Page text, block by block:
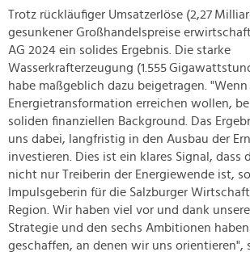
Trotz rückläufiger Umsatzerlöse (2,27
gesunkener Großhandelspreise
AG 2024 ein solides Ergebnis. Die starke
Wasserkrafterzeugung (1.555
habe maßgeblich dazu beigetragen.
Energietransformation erreichen wollen,
soliden finanziellen Background. Das
uns dabei, langfristig in den Ausbau der
investieren. Dies ist ein klares Signal, dass
nicht nur Treiberin der Energiewende ist,
Impulsgeberin für die Salzburger
Region. Wir haben viel vor und dank
Strategie und den sechs Ambitionen
geschaffen, an denen wir uns orientieren",